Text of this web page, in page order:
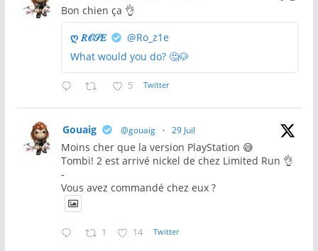
Bon chien ça 👌
ღ 𝑅𝒪𝒮𝐸
@Ro_z1e
What would you do? 🤔🐶
5 Twitter
Gouaig @gouaig · 29 Juil
Moins cher que la version PlayStation 😅
Tombi! 2 est arrivé nickel de chez Limited Run 👌
-
Vous avez commandé chez eux ?
1 14 Twitter